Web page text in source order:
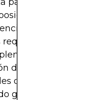
e precisión. El
a primera vista,
habilidad,
Los
de observación de
de confirmación para
gire. Estos niveles no